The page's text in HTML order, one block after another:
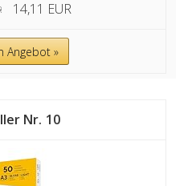
14,11 EUR
Angebot »
10